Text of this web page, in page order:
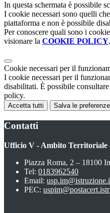
In questa schermata è possibile
I cookie necessari sono quelli
piattaforma e non è possibile
Per conoscere quali sono i
visionare la COOKIE POLICY.
Cookie necessari per il
I cookie necessari per il
disabilitati. È possibile
policy.
Accetta tutti Salva le preferenze
Contatti
Ufficio V - Ambito Territoriale
Piazza Roma, 2 – 18100
Tel: 0183962540
Email:
PEC: